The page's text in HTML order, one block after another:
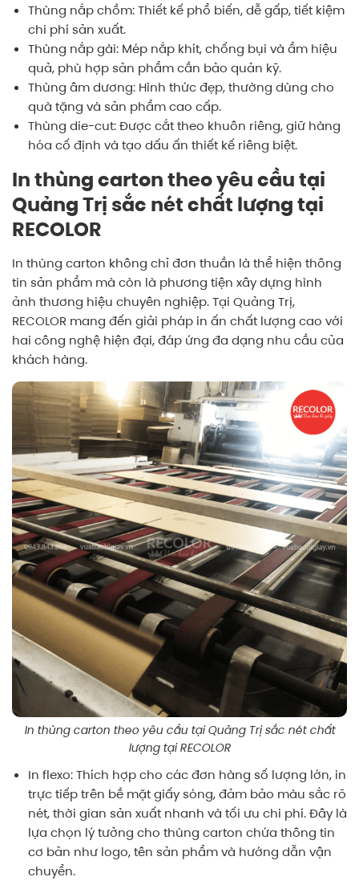
Thùng nắp chồm: Thiết kế phổ biến, dễ gấp, tiết kiệm
chi phí sản xuất.
Thùng nắp gài: Mép nắp khít, chống bụi và ẩm hiệu
quả, phù hợp sản phẩm cần bảo quản kỹ.
Thùng âm dương: Hình thức đẹp, thường dùng cho
quà tặng và sản phẩm cao cấp.
Thùng die-cut: Được cắt theo khuôn riêng, giữ hàng
hóa cố định và tạo dấu ấn thiết kế riêng biệt.
In thùng carton theo yêu cầu tại
Quảng Trị sắc nét chất lượng tại
RECOLOR
In thùng carton không chỉ đơn thuần là thể hiện thông
tin sản phẩm mà còn là phương tiện xây dựng hình
ảnh thương hiệu chuyên nghiệp. Tại Quảng Trị,
RECOLOR mang đến giải pháp in ấn chất lượng cao với
hai công nghệ hiện đại, đáp ứng đa dạng nhu cầu của
khách hàng.
In thùng carton theo yêu cầu tại Quảng Trị sắc nét chất
lượng tại RECOLOR
In flexo: Thích hợp cho các đơn hàng số lượng lớn, in
trực tiếp trên bề mặt giấy sóng, đảm bảo màu sắc rõ
nét, thời gian sản xuất nhanh và tối ưu chi phí. Đây là
lựa chọn lý tưởng cho thùng carton chứa thông tin
cơ bản như logo, tên sản phẩm và hướng dẫn vận
chuyển.